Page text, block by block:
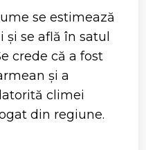
se estimează
se află în satul
crede că a fost
și a
climei
din regiune.